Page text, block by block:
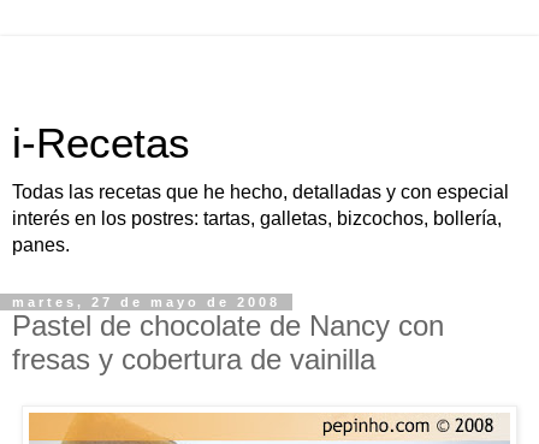
i-Recetas
Todas las recetas que he hecho, detalladas y con especial
interés en los postres: tartas, galletas, bizcochos, bollería,
panes.
martes, 27 de mayo de 2008
Pastel de chocolate de Nancy con
fresas y cobertura de vainilla